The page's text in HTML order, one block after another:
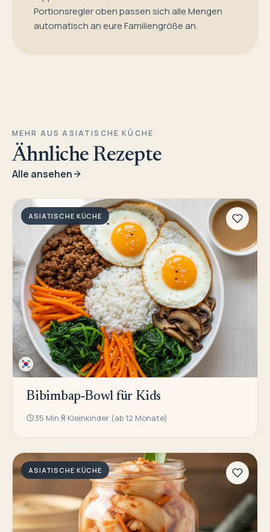
Portionsregler oben passen sich alle Mengen
automatisch an eure Familiengröße an.
MEHR AUS ASIATISCHE KÜCHE
Ähnliche Rezepte
Alle ansehen
ASIATISCHE KÜCHE
Bibimbap-Bowl für Kids
35 Min Kleinkinder (ab 12 Monate)
ASIATISCHE KÜCHE